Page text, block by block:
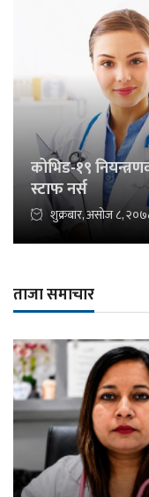
कोभिड-१९
स्टाफ नर्स
शुक्रबार, असोज ८,
ताजा समाचार